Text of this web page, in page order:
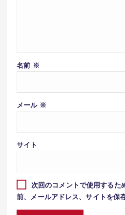
名前 ※
メール ※
サイト
次回のコメントで使用するた
前、メールアドレス、サイトを保